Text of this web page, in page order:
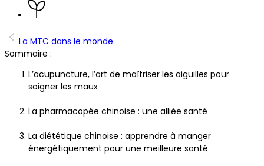
La MTC dans le monde
Sommaire :
L’acupuncture, l’art de maîtriser les aiguilles pour
soigner les maux
La pharmacopée chinoise : une alliée santé
La diététique chinoise : apprendre à manger
énergétiquement pour une meilleure santé